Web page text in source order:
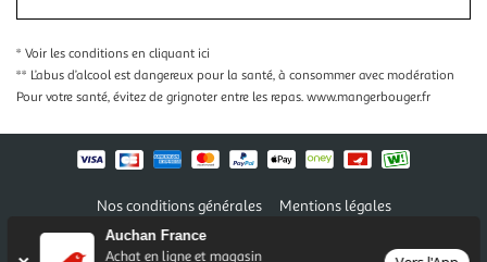
Auchan France
Achat en ligne et magasin
* Voir les conditions en cliquant ici
** L’abus d’alcool est dangereux pour la santé, à consommer avec modération
Pour votre santé, évitez de grignoter entre les repas. www.mangerbouger.fr
Nos conditions générales
Mentions légales
Conditions des offres et promotions
Politique de confidentialité
Informations légales marketplace